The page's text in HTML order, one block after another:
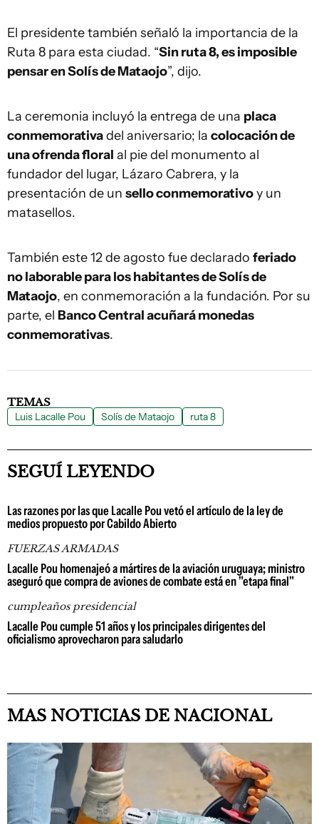
El presidente también señaló la importancia de la
Ruta 8 para esta ciudad. “Sin ruta 8, es imposible
pensar en Solís de Mataojo”, dijo.
La ceremonia incluyó la entrega de una placa
conmemorativadel aniversario; la colocación de
una ofrenda floral al pie del monumento al
fundador del lugar, Lázaro Cabrera, y la
presentación de un sello conmemorativoy un
matasellos.
También este 12 de agosto fue declarado feriado
no laborable para los habitantes de Solís de
Mataojo, en conmemoración a la fundación. Por su
parte, el Banco Central acuñará monedas
conmemorativas.
TEMAS
Luis Lacalle Pou Solís de Mataojo ruta 8
SEGUÍ LEYENDO
Las razones por las que Lacalle Pou vetó el artículo de la ley de
medios propuesto por Cabildo Abierto
FUERZAS ARMADAS
Lacalle Pou homenajeó a mártires de la aviación uruguaya; ministro
aseguró que compra de aviones de combate está en "etapa final"
cumpleaños presidencial
Lacalle Pou cumple 51 años y los principales dirigentes del
oficialismo aprovecharon para saludarlo
MAS NOTICIAS DE NACIONAL